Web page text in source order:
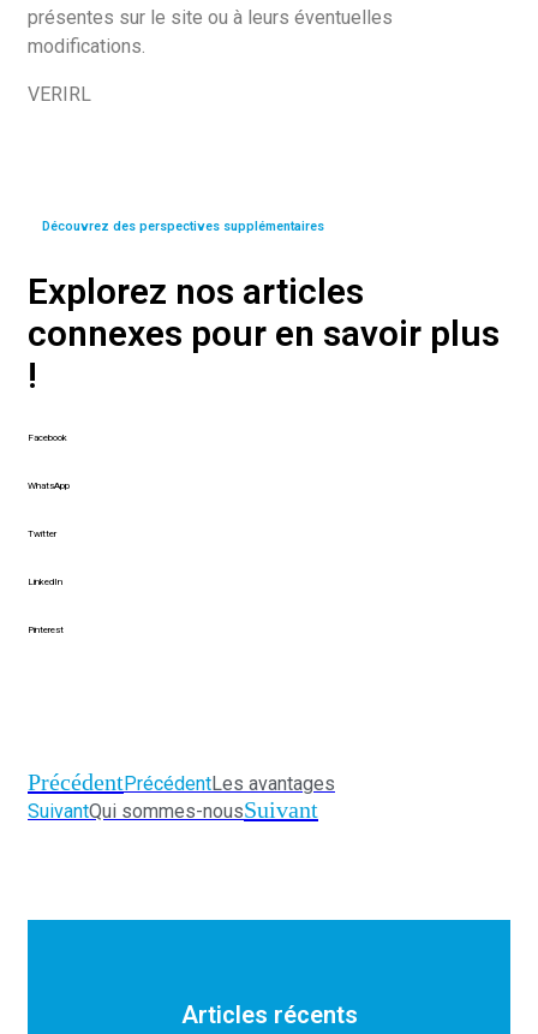
présentes sur le site ou à leurs éventuelles
modifications.
VERIRL
Découvrez des perspectives supplémentaires
Explorez nos articles
connexes pour en savoir plus
!
Facebook
WhatsApp
Twitter
LinkedIn
Pinterest
PrécédentPrécédentLes avantages
SuivantQui sommes-nousSuivant
Articles récents